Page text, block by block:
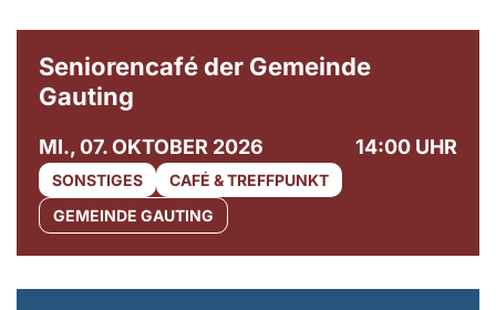
Seniorencafé der Gemeinde
Gauting
MI., 07. OKTOBER 2026 14:00 UHR
SONSTIGES
CAFÉ & TREFFPUNKT
GEMEINDE GAUTING